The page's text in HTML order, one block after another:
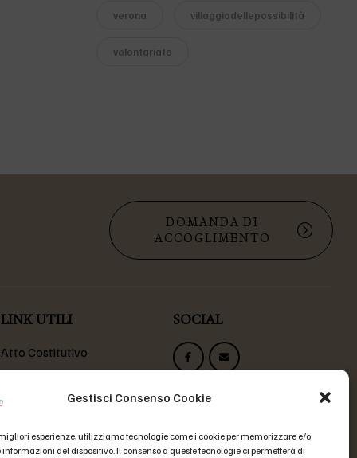
Gestisci Consenso Cookie
esperienze, utilizziamo tecnologie come i cookie per memorizzare e/o
del dispositivo. Il consenso a queste tecnologie ci permetterà di
verona villaggiodellepossibilità
volontariato
DOMANDA DI
ACCOGLIMENTO
LINK UTILI
Atto Costitutivo
Statuto Fondazione
Codice Etico
SOCIAL